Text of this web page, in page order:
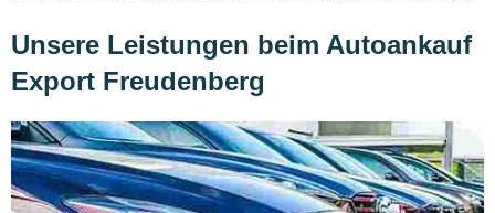
Unsere Leistungen beim Autoankauf
Export Freudenberg